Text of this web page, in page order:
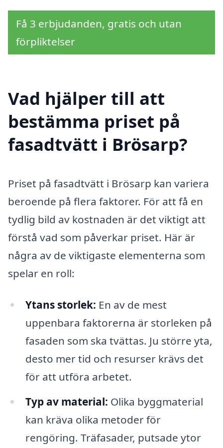
Få 3 erbjudanden, gratis och utan
förpliktelser
Vad hjälper till att
bestämma priset på
fasadtvätt i Brösarp?
Priset på fasadtvätt i Brösarp kan variera
beroende på flera faktorer. För att få en
tydlig bild av kostnaden är det viktigt att
förstå vad som påverkar priset. Här är
några av de viktigaste elementerna som
spelar en roll:
Ytans storlek: En av de mest
uppenbara faktorerna är storleken på
fasaden som ska tvättas. Ju större yta,
desto mer tid och resurser krävs det
för att utföra arbetet.
Typ av material: Olika byggmaterial
kan kräva olika metoder för
rengöring. Träfasader, putsade ytor